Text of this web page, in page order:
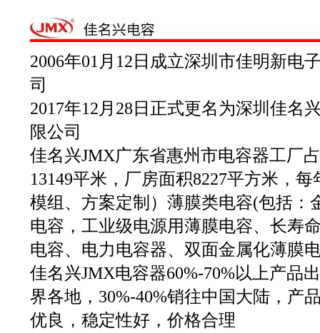
2006年01月12日成立深圳市佳明新电
司
2017年12月28日正式更名为深圳佳名
限公司
佳名兴JMX广东省惠州市电容器工厂
13149平米，厂房面积8227平方米，
模组、方案定制）薄膜类电容(包括：
电容，工业级电源用薄膜电容、长寿
电容、电力电容器、双面金属化薄膜
佳名兴JMX电容器60%-70%以上产品
界各地，30%-40%销往中国大陆，产
优良，稳定性好，价格合理